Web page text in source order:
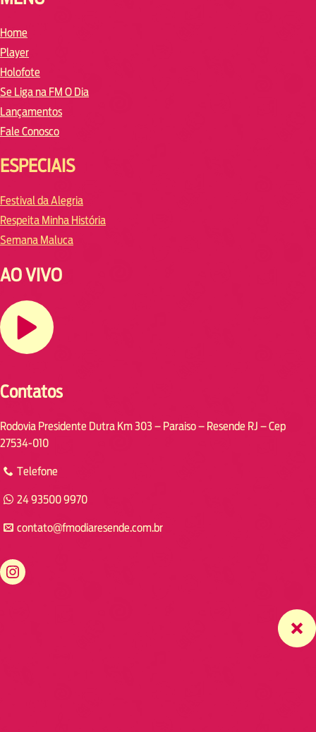
Home
Player
Holofote
Se Liga na FM O Dia
Lançamentos
Fale Conosco
ESPECIAIS
Festival da Alegria
Respeita Minha História
Semana Maluca
AO VIVO
Contatos
Rodovia Presidente Dutra Km 303 – Paraiso – Resende RJ – Cep
27534-010
Telefone
24 93500 9970
contato@fmodiaresende.com.br
https://www.instagram.com/fmodiaresende